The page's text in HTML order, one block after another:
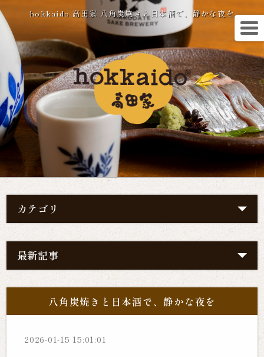
hokkaido 高田家 八角炭焼きと日本酒で、静かな夜を
カテゴリ
最新記事
八角炭焼きと日本酒で、静かな夜を
2026-01-15 15:01:01